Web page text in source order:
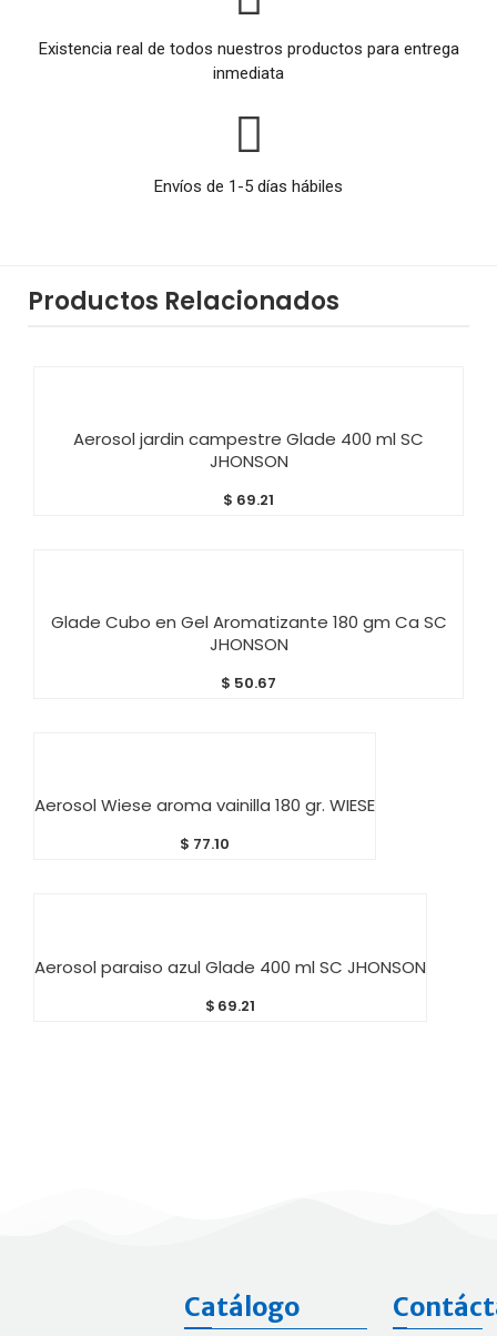
Existencia real de todos nuestros productos para entrega
inmediata
Envíos de 1-5 días hábiles
Productos Relacionados
Aerosol jardin campestre Glade 400 ml SC
JHONSON
$ 69.21
Glade Cubo en Gel Aromatizante 180 gm Ca SC
JHONSON
$ 50.67
Aerosol Wiese aroma vainilla 180 gr. WIESE
$ 77.10
Aerosol paraiso azul Glade 400 ml SC JHONSON
$ 69.21
Catálogo